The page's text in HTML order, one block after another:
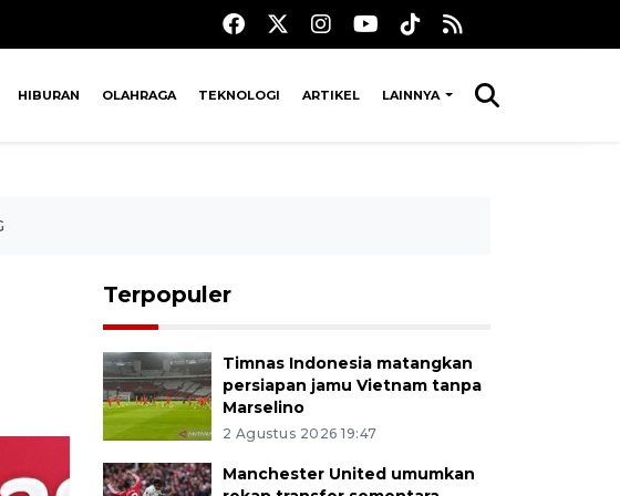
HIBURAN OLAHRAGA TEKNOLOGI ARTIKEL LAINNYA
Terpopuler
Timnas Indonesia matangkan
persiapan jamu Vietnam tanpa
Marselino
2 Agustus 2026 19:47
Manchester United umumkan